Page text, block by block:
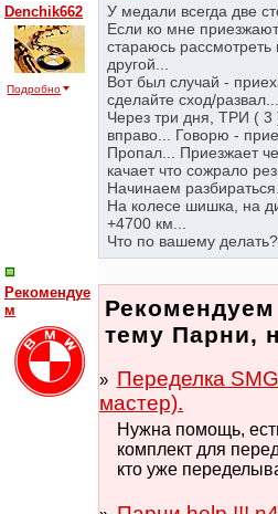
Denchik662
Подробно
У медали всегда две
Если ко мне
стараюсь
другой...
Вот был случай -
сделайте сход/
Через три дня, ТРИ ( 3
вправо... Говорю -
Пропал... Приезжает
качает что сожрало
Начинаем
На колесе шишка, на
+4700 км...
Что по вашему
Рекомендуе
м
Рекомендуем
тему Парни,
Переделка
мастер).
Нужна помощь,
комплект для
кто уже